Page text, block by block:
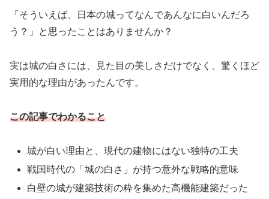
「そういえば、日本の城ってなんであんなに白いんだろ
う？」と思ったことはありませんか？
実は城の白さには、見た目の美しさだけでなく、驚くほど
実用的な理由があったんです。
この記事でわかること
城が白い理由と、現代の建物にはない独特の工夫
戦国時代の「城の白さ」が持つ意外な戦略的意味
白壁の城が建築技術の粋を集めた高機能建築だった